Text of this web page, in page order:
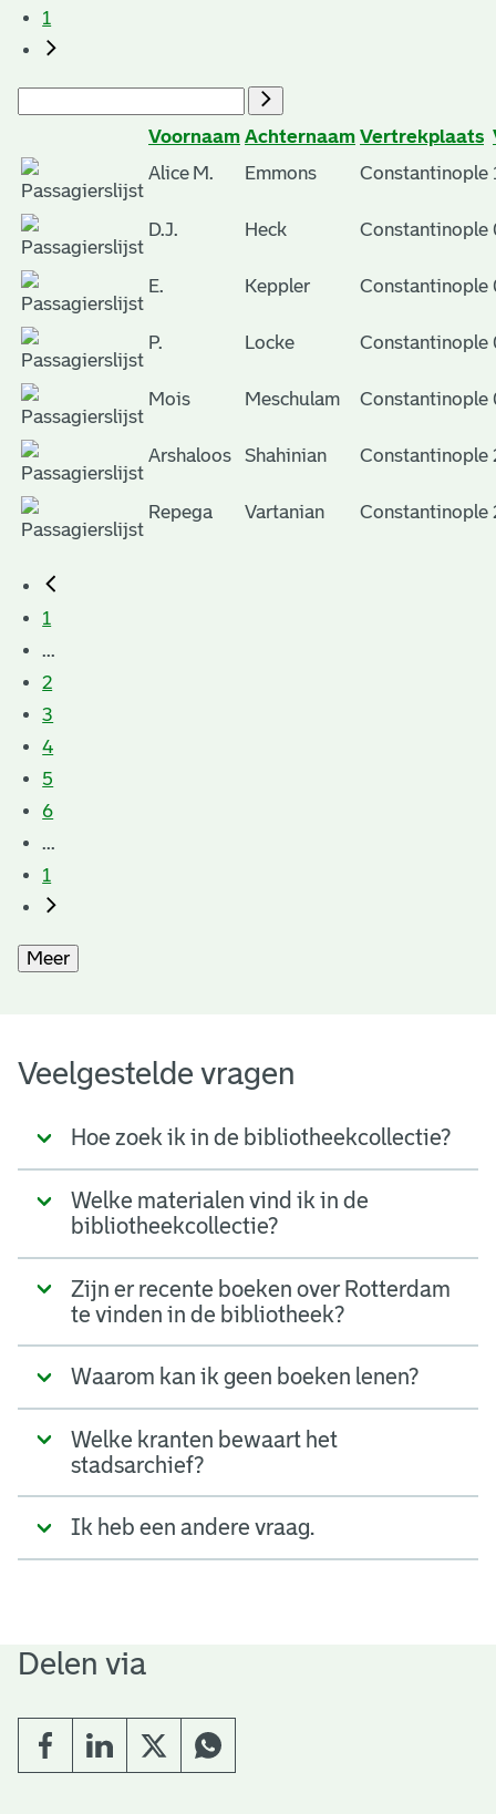
1
Voornaam Achternaam Vertrekplaats
Alice M.
Emmons Constantinople
D.J. Heck Constantinople
E. Keppler Constantinople
P. Locke Constantinople
Mois Meschulam Constantinople
Arshaloos Shahinian Constantinople
Repega Vartanian Constantinople
1
...
2
3
4
5
6
...
1
Meer
Veelgestelde vragen
Hoe zoek ik in de bibliotheekcollectie?
Welke materialen vind ik in de
bibliotheekcollectie?
Zijn er recente boeken over Rotterdam
te vinden in de bibliotheek?
Waarom kan ik geen boeken lenen?
Welke kranten bewaart het
stadsarchief?
Ik heb een andere vraag.
Delen via